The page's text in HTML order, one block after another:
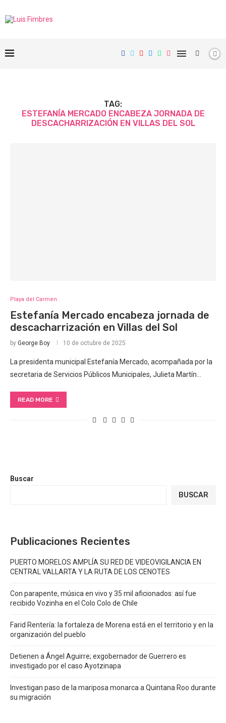
TAG:
ESTEFANÍA MERCADO ENCABEZA JORNADA DE
DESCACHARRIZACIÓN EN VILLAS DEL SOL
Playa del Carmen
Estefanía Mercado encabeza jornada de
descacharrización en Villas del Sol
by George Boy 10 de octubre de 2025
La presidenta municipal Estefanía Mercado, acompañada por la
secretaria de Servicios Públicos Municipales, Julieta Martín…
READ MORE
Buscar
BUSCAR
Publicaciones Recientes
PUERTO MORELOS AMPLÍA SU RED DE VIDEOVIGILANCIA EN
CENTRAL VALLARTA Y LA RUTA DE LOS CENOTES
Con parapente, música en vivo y 35 mil aficionados: así fue
recibido Vozinha en el Colo Colo de Chile
Farid Rentería: la fortaleza de Morena está en el territorio y en la
organización del pueblo
Detienen a Ángel Aguirre; exgobernador de Guerrero es
investigado por el caso Ayotzinapa
Investigan paso de la mariposa monarca a Quintana Roo durante
su migración